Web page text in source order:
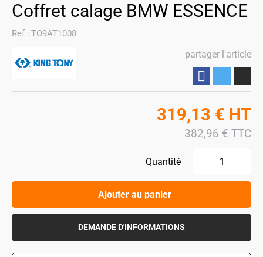
Coffret calage BMW ESSENCE
Ref : TO9AT1008
partager l'article
319,13 € HT
382,96 € TTC
Quantité
Ajouter au panier
DEMANDE D'INFORMATIONS